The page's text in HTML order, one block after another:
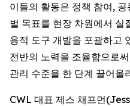
이들의 활동은 정책 참여,
벌 목표를 현장 차원에서 실
용적 도구 개발을 포괄하고
전반의 노력을 조율함으로
관리 수준을 한 단계 끌어올
CWL 대표 제스 채프먼